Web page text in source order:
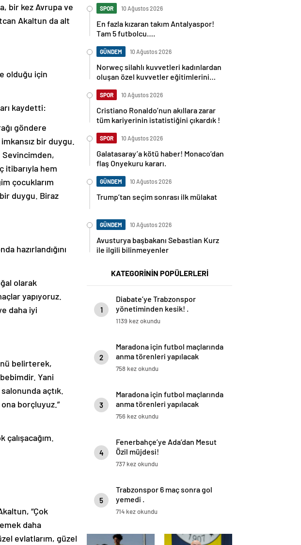
bir kez Avrupa ve
Akaltun da alt
olduğu için
kaydetti:
göndere
bir duygu.
Sevincimden,
itibarıyla hem
çocuklarım
duygu. Biraz
hazırlandığını
olarak
yapıyoruz.
daha iyi
belirterek,
Yani
açtık.
borçluyuz.”
“Çok
daha
evlatlarım, güzel
SPOR 10 Ağustos 2026
En fazla kızaran takım Antalyaspor!
Tam 5 futbolcu….
GÜNDEM 10 Ağustos 2026
Norweç silahlı kuvvetleri kadınlardan
oluşan özel kuvvetler eğitimlerini
SPOR 10 Ağustos 2026
Cristiano Ronaldo’nun akıllara zarar
tüm kariyerinin istatistiğini çıkardık !
SPOR 10 Ağustos 2026
Galatasaray’a kötü haber! Monaco’dan
flaş Onyekuru kararı.
GÜNDEM 10 Ağustos 2026
Trump’tan seçim sonrası ilk mülakat
GÜNDEM 10 Ağustos 2026
Avusturya başbakanı Sebastian Kurz
ile ilgili bilinmeyenler
KATEGORİNİN POPÜLERLERİ
1
Diabate’ye Trabzonspor
yönetiminden kesik! .
1139 kez okundu
2
Maradona için futbol maçlarında
anma törenleri yapılacak
758 kez okundu
3
Maradona için futbol maçlarında
anma törenleri yapılacak
756 kez okundu
4
Fenerbahçe’ye Ada’dan Mesut
Özil müjdesi!
737 kez okundu
5
Trabzonspor 6 maç sonra gol
yemedi .
714 kez okundu